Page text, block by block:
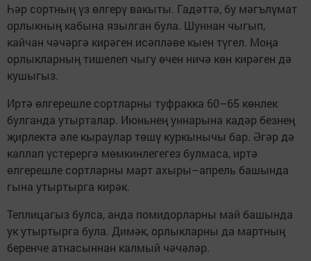
Һәр сортның үз өлгерү вакыты. Гадәттә, бу мәгълүмат
орлыкның кабына язылган була. Шуннан чыгып,
кайчан чәчәргә кирәген исәпләве кыен түгел. Моңа
орлыкларның тишелеп чыгу өчен ничә көн кирәген дә
кушыгыз.
Иртә өлгерешле сортларны туфракка 60–65 көнлек
булганда утырталар. Июньнең уннарына кадәр безнең
җирлектә әле кыраулар төшү куркынычы бар. Әгәр дә
каплап үстерергә мөмкинлегегез булмаса, иртә
өлгерешле сортларны март ахыры–апрель башында
гына утыртырга кирәк.
Теплицагыз булса, анда помидорларны май башында
ук утыртырга була. Димәк, орлыкларны да мартның
беренче атнасыннан калмый чәчәләр.